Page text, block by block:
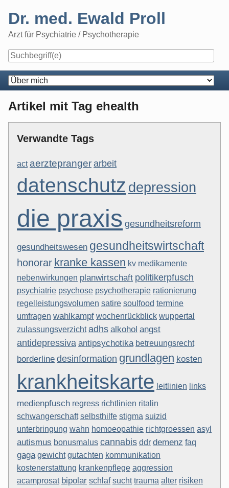
content
Dr. med. Ewald Proll
Arzt für Psychiatrie / Psychotherapie
Navigation
Artikel mit Tag ehealth
Verwandte Tags
act aerztepranger arbeit
datenschutz depression
die praxis gesundheitsreform
gesundheitswesen gesundheitswirtschaft
honorar kranke kassen kv medikamente
nebenwirkungen planwirtschaft politikerpfusch
psychiatrie psychose psychotherapie rationierung
regelleistungsvolumen satire soulfood termine
umfragen wahlkampf wochenrückblick wuppertal
zulassungsverzicht adhs alkohol angst
antidepressiva antipsychotika betreuungsrecht
borderline desinformation grundlagen kosten
krankheitskarte leitlinien links
medienpfusch regress richtlinien ritalin
schwangerschaft selbsthilfe stigma suizid
unterbringung wahn homoeopathie richtgroessen asyl
autismus bonusmalus cannabis ddr demenz faq
gaga gewicht gutachten kommunikation
kostenerstattung krankenpflege aggression
acamprosat bipolar schlaf sucht trauma alter risiken